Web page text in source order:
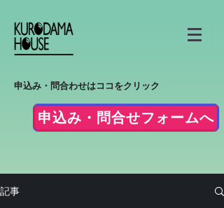
申込み・問合わせはココをクリック
申込み・問合せフォームへ
記事